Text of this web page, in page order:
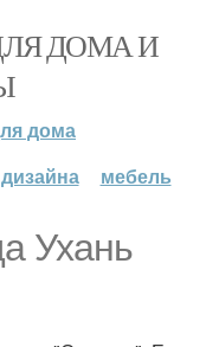
ДОМА И
дома
мебель
Ухань